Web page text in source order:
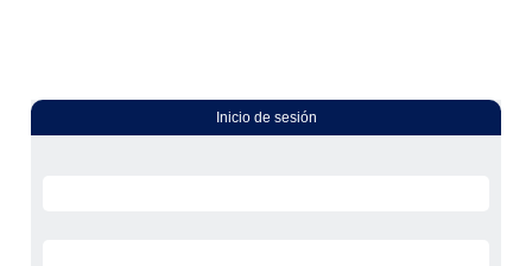
Inicio de sesión